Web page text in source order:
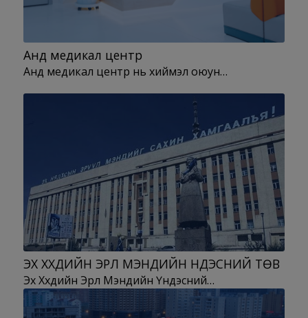
Анд медикал центр
Анд медикал центр нь хиймэл оюун…
ЭХ ХҮҮХДИЙН ЭРҮҮЛ МЭНДИЙН ҮНДЭСНИЙ ТӨВ
Эх Хүүхдийн Эрүүл Мэндийн Үндэсний…